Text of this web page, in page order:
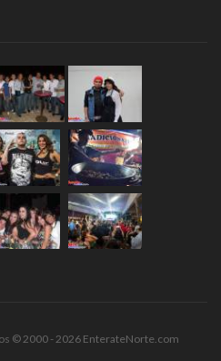
© 2000 - 2026 EnterateNorte.com